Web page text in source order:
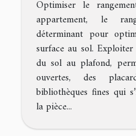
Optimiser le
appartement, le
déterminant pour
surface au sol.
du sol au plafond,
ouvertes, des
bibliothèques fines qui
la pièce...